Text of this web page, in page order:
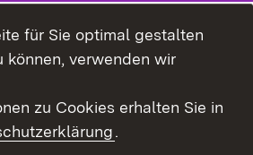
für Sie optimal gestalten
können, verwenden wir
zu Cookies erhalten Sie in
.